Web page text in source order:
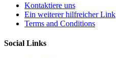
Kontaktiere uns
Ein weiterer hilfreicher Link
Terms and Conditions
Social Links